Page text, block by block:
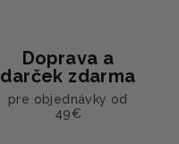
Doprava a
darček zdarma
pre objednávky od
49€